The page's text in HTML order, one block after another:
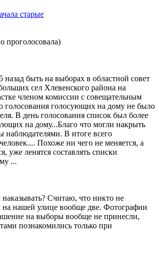
старые
проголосовала)
быть на выборах в областной совет
сел Хлевенского района на
членом комиссии с совещательным
голосования голосующих на дому не было
В день голосования список был более
на дому...Благо что могли накрыть
наблюдателями. В итоге всего
Похоже ни чего не меняется, а
уже ленятся составлять списки
...
Считаю, что никто не
нашей улице вообще две. Фотографии
на выборы вообще не принесли,
познакомились только при